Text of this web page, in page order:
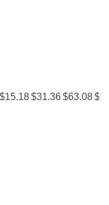
$31.36 $63.08